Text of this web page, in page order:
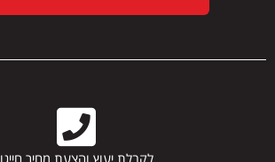
לקבלת יעוץ והצעת מחיר חייגו